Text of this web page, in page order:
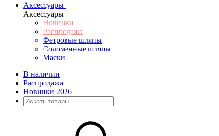
Аксессуары
Аксессуары
Новинки
Распродажа
Фетровые шляпы
Соломенные шляпы
Маски
В наличии
Распродажа
Новинки 2026